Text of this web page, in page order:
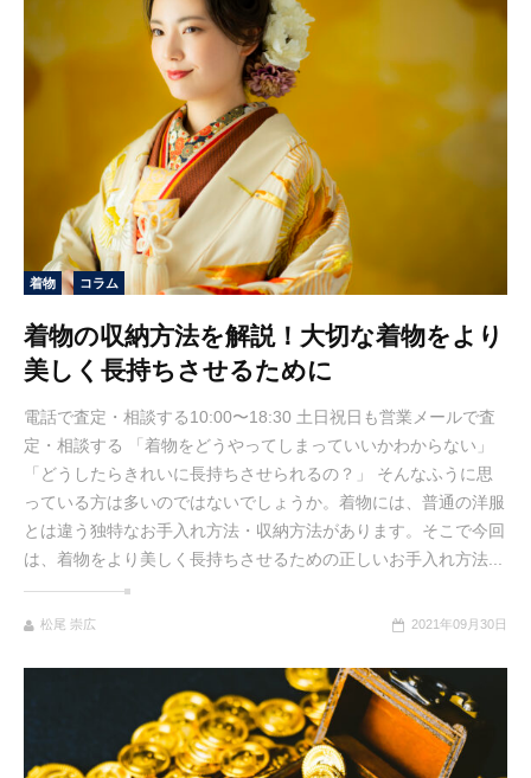
着物 コラム
着物の収納方法を解説！大切な着物をより
美しく長持ちさせるために
電話で査定・相談する10:00〜18:30 土日祝日も営業メールで査
定・相談する 「着物をどうやってしまっていいかわからない」
「どうしたらきれいに長持ちさせられるの？」 そんなふうに思
っている方は多いのではないでしょうか。着物には、普通の洋服
とは違う独特なお手入れ方法・収納方法があります。そこで今回
は、着物をより美しく長持ちさせるための正しいお手入れ方法...
松尾 崇広 2021年09月30日